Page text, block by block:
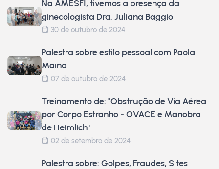
Na AMESFI, tivemos a presença da
ginecologista Dra. Juliana Baggio
30 de outubro de 2024
Palestra sobre estilo pessoal com Paola
Maino
07 de outubro de 2024
Treinamento de: "Obstrução de Via Aérea
por Corpo Estranho - OVACE e Manobra
de Heimlich"
02 de setembro de 2024
Palestra sobre: Golpes, Fraudes, Sites